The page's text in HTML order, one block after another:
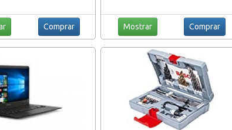
Comprar Mostrar Comprar